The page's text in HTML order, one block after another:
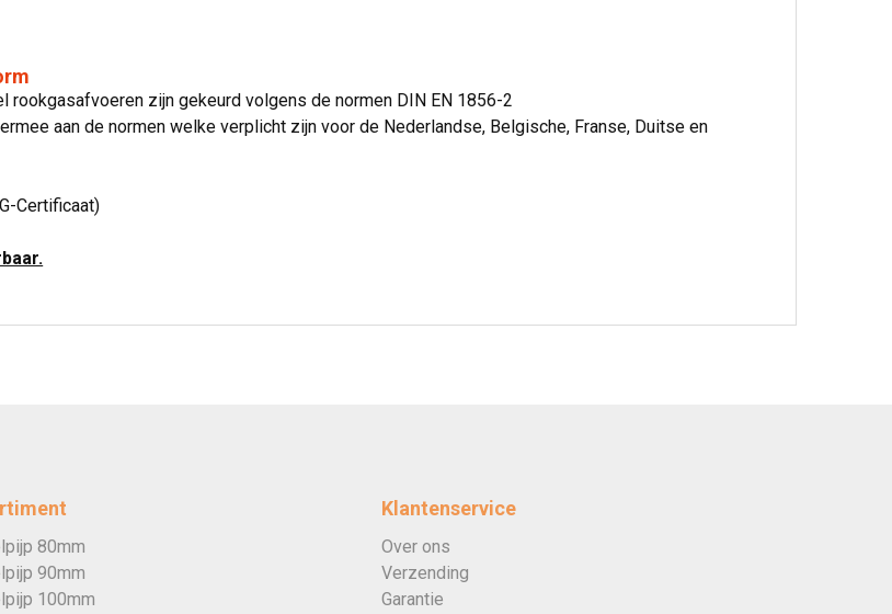
rookgasafvoeren zijn gekeurd volgens de normen DIN EN 1856-2
aan de normen welke verplicht zijn voor de Nederlandse, Belgische, Franse, Duitse en
Certificaat)
80mm
90mm
100mm
Klantenservice
Over ons
Verzending
Garantie